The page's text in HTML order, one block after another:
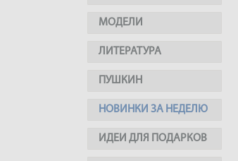
МОДЕЛИ
ЛИТЕРАТУРА
ПУШКИН
НОВИНКИ ЗА НЕДЕЛЮ
ИДЕИ ДЛЯ ПОДАРКОВ